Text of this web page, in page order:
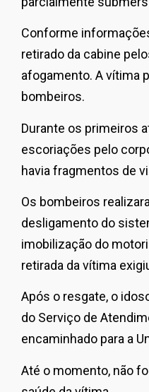
Conforme
retirado da cabine
afogamento. A vítima
bombeiros.
Durante os primeiros
escoriações pelo
havia fragmentos de
Os bombeiros
desligamento do
imobilização do
retirada da vítima
Após o resgate, o
do Serviço de
encaminhado para a
Até o momento, não